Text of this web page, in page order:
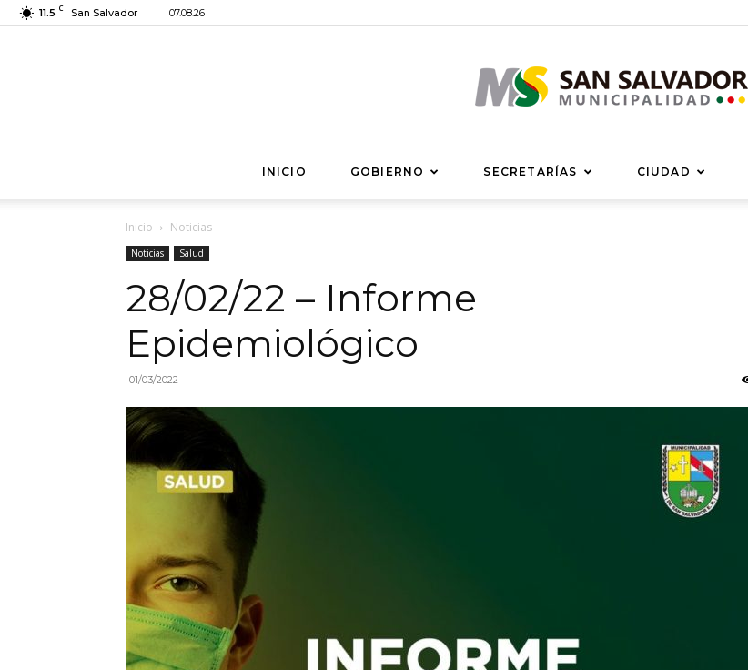
11.5 C San Salvador 07.08.26
Municipalidad
INICIO GOBIERNO SECRETARÍAS CIUDAD
Inicio Noticias
Noticias Salud
28/02/22 – Informe
Epidemiológico
01/03/2022